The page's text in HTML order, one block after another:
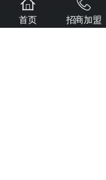
首页 招商加盟